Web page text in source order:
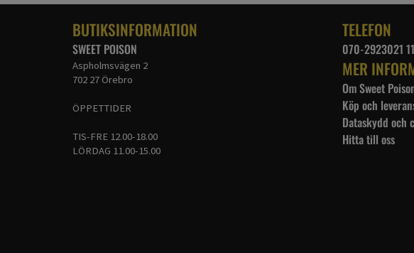
BUTIKSINFORMATION
SWEET POISON
Aspholmsvägen 2
702 27 Örebro
ÖPPETTIDER
TIS-FRE 12.00-18.00
LÖRDAG 11.00-15.00
TELEFON
070-2923021
MER
Om Sweet
Köp och
Dataskydd och
Hitta till oss